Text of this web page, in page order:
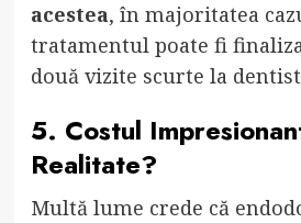
acestea, în majoritatea
tratamentul poate fi
două vizite scurte la
5. Costul
Realitate?
Multă lume crede că